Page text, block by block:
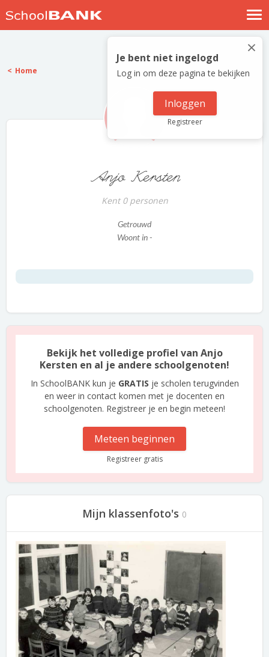
Nostalgische verhalen
Log in
Meld je gratis aan
×
Je bent niet ingelogd
Log in om deze pagina te bekijken
Inloggen
Registreer
Home
Anjo Kersten
Kent 0 personen
Getrouwd
Woont in -
Bekijk het volledige profiel van Anjo
Kersten en al je andere schoolgenoten!
In SchoolBANK kun je GRATIS je scholen terugvinden
en weer in contact komen met je docenten en
schoolgenoten. Registreer je en begin meteen!
Meteen beginnen
Registreer gratis
Mijn klassenfoto's 0